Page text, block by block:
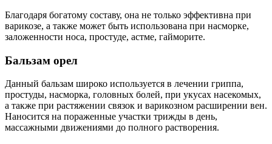
Благодаря богатому составу, она не только эффективна при
варикозе, а также может быть использована при насморке,
заложенности носа, простуде, астме, гайморите.
Бальзам орел
Данный бальзам широко используется в лечении гриппа,
простуды, насморка, головных болей, при укусах насекомых,
а также при растяжении связок и варикозном расширении вен.
Наносится на пораженные участки трижды в день,
массажными движениями до полного растворения.